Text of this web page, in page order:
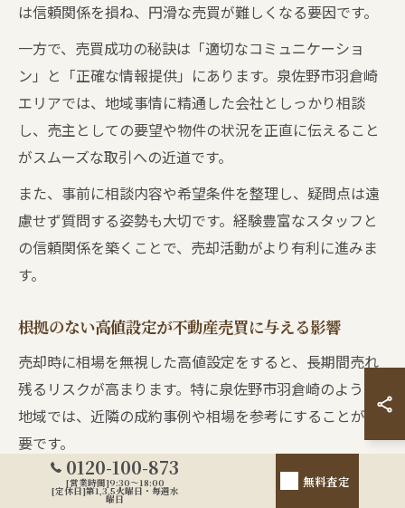
は信頼関係を損ね、円滑な売買が難しくなる要因です。
一方で、売買成功の秘訣は「適切なコミュニケーショ
ン」と「正確な情報提供」にあります。泉佐野市羽倉崎
エリアでは、地域事情に精通した会社としっかり相談
し、売主としての要望や物件の状況を正直に伝えること
がスムーズな取引への近道です。
また、事前に相談内容や希望条件を整理し、疑問点は遠
慮せず質問する姿勢も大切です。経験豊富なスタッフと
の信頼関係を築くことで、売却活動がより有利に進みま
す。
根拠のない高値設定が不動産売買に与える影響
売却時に相場を無視した高値設定をすると、長期間売れ
残るリスクが高まります。特に泉佐野市羽倉崎のような
地域では、近隣の成約事例や相場を参考にすることが重
要です。
高値で売りたい気持ちは自然ですが、根拠のない価格は
0120-100-873
[営業時間]9:30～18:00
[定休日]第1,3,5火曜日・毎週水
曜日
無料査定